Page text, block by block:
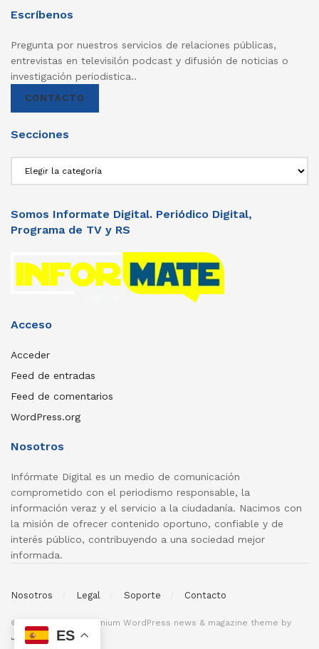
Escríbenos
Pregunta por nuestros servicios de relaciones públicas,
entrevistas en televisilón podcast y difusión de noticias o
investigación periodistica..
CONTACTO
Secciones
Somos Informate Digital. Periódico Digital,
Programa de TV y RS
Acceso
Acceder
Feed de entradas
Feed de comentarios
WordPress.org
Nosotros
Infórmate Digital es un medio de comunicación
comprometido con el periodismo responsable, la
información veraz y el servicio a la ciudadanía. Nacimos con
la misión de ofrecer contenido oportuno, confiable y de
interés público, contribuyendo a una sociedad mejor
informada.
Nosotros Legal Soporte Contacto
© 2026
- Premium WordPress news & magazine theme by
Jegtheme
ES